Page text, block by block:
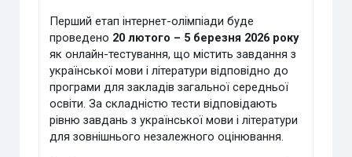
Перший етап інтернет-олімпіади буде
проведено 20 лютого – 5 березня 2026 року
як онлайн-тестування, що містить завдання з
української мови і літератури відповідно до
програми для закладів загальної середньої
освіти. За складністю тести відповідають
рівню завдань з української мови і літератури
для зовнішнього незалежного оцінювання.